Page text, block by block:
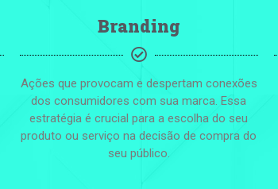
Branding
Ações que provocam e despertam conexões
dos consumidores com sua marca. Essa
estratégia é crucial para a escolha do seu
produto ou serviço na decisão de compra do
seu público.